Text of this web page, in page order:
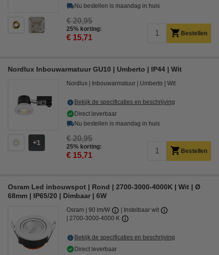
Nu bestellen is maandag in huis
€ 20,95
25% korting:
€ 15,71 Bestellen
Nordlux Inbouwarmatuur GU10 | Umberto | IP44 | Wit
1
Nordlux Inbouwarmatuur Umberto Wit
Bekijk de specificaties en beschrijving
Direct leverbaar
Nu bestellen is maandag in huis
€ 20,95
25% korting:
€ 15,71 Bestellen
Osram Led inbouwspot | Rond | 2700-3000-4000K | Wit | Ø
68mm | IP65/20 | Dimbaar | 6W
Osram 90 lm/W
Instelbaar wit
2700-3000-4000 K
Bekijk de specificaties en beschrijving
Direct leverbaar